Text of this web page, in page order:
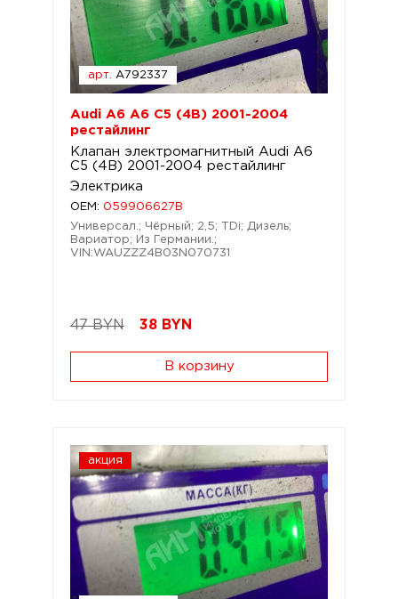
арт. A792337
Audi A6 A6 C5 (4B) 2001-2004
рестайлинг
Клапан электромагнитный Audi A6
C5 (4B) 2001-2004 рестайлинг
Электрика
OEM: 059906627B
Универсал.; Чёрный; 2,5; TDi; Дизель;
Вариатор; Из Германии.;
VIN:WAUZZZ4B03N070731
47 BYN 38 BYN
В корзину
акция